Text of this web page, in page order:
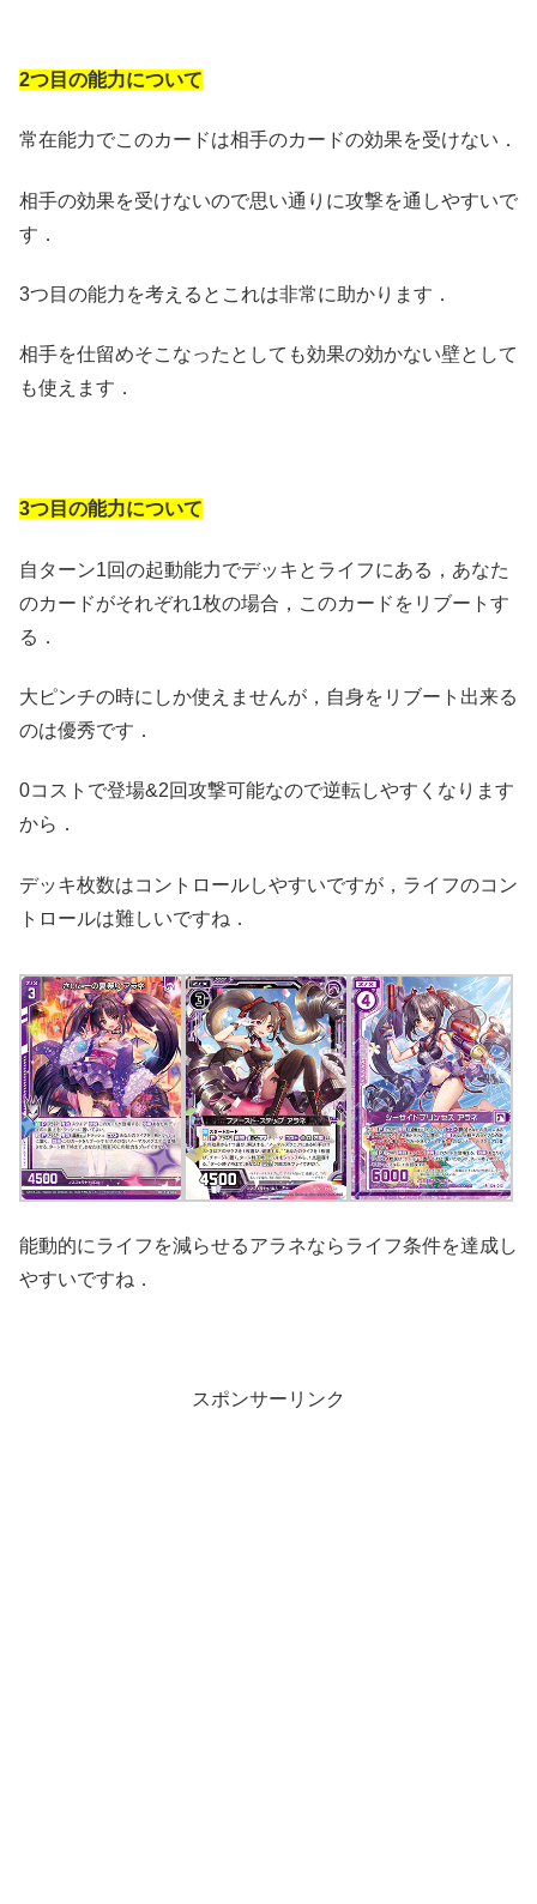
2つ目の能力について
常在能力でこのカードは相手のカードの効果を受けない．
相手の効果を受けないので思い通りに攻撃を通しやすいで
す．
3つ目の能力を考えるとこれは非常に助かります．
相手を仕留めそこなったとしても効果の効かない壁として
も使えます．
3つ目の能力について
自ターン1回の起動能力でデッキとライフにある，あなた
のカードがそれぞれ1枚の場合，このカードをリブートす
る．
大ピンチの時にしか使えませんが，自身をリブート出来る
のは優秀です．
0コストで登場&2回攻撃可能なので逆転しやすくなります
から．
デッキ枚数はコントロールしやすいですが，ライフのコン
トロールは難しいですね．
能動的にライフを減らせるアラネならライフ条件を達成し
やすいですね．
スポンサーリンク